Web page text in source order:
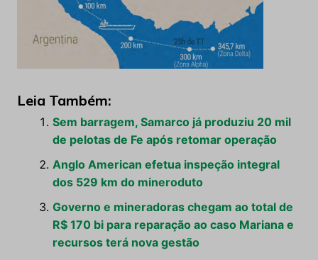
Leia Também:
Sem barragem, Samarco já produziu 20 mil
de pelotas de Fe após retomar operação
Anglo American efetua inspeção integral
dos 529 km do mineroduto
Governo e mineradoras chegam ao total de
R$ 170 bi para reparação ao caso Mariana e
recursos terá nova gestão